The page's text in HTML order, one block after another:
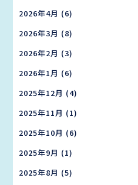
2026年4月 (6)
2026年3月 (8)
2026年2月 (3)
2026年1月 (6)
2025年12月 (4)
2025年11月 (1)
2025年10月 (6)
2025年9月 (1)
2025年8月 (5)